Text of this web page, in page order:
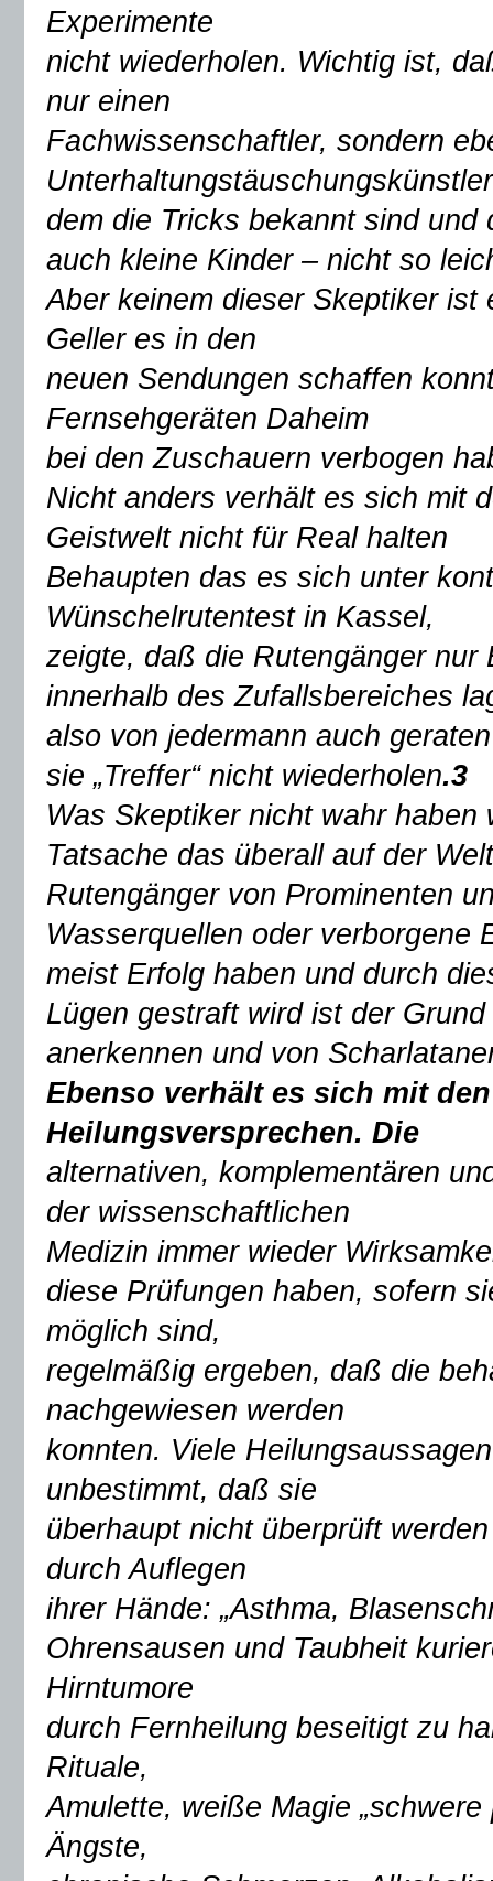
Experimente
nicht wiederholen. Wichtig ist,
nur einen
Fachwissenschaftler, sondern
dem die Tricks bekannt sind
auch kleine Kinder – nicht so
Aber keinem dieser Skeptiker
Geller es in den
neuen Sendungen schaffen
Fernsehgeräten Daheim
bei den Zuschauern verbogen
Nicht anders verhält es sich mit
Geistwelt nicht für Real halten
Behaupten das es sich unter
Wünschelrutentest in Kassel,
zeigte, daß die Rutengänger
innerhalb des Zufallsbereiches
also von jedermann auch
sie „Treffer“ nicht wiederholen.3
Was Skeptiker nicht wahr
Tatsache das überall auf der Welt
Rutengänger von Prominenten
Wasserquellen oder verborgene
meist Erfolg haben und durch
Lügen gestraft wird ist der
anerkennen und von
Ebenso verhält es sich mit
Heilungsversprechen. Die
alternativen, komplementären
der wissenschaftlichen
Medizin immer wieder
diese Prüfungen haben, sofern
möglich sind,
regelmäßig ergeben, daß die
nachgewiesen werden
konnten. Viele
unbestimmt, daß sie
überhaupt nicht überprüft
durch Auflegen
ihrer Hände: „Asthma,
Ohrensausen und Taubheit
Hirntumore
durch Fernheilung beseitigt zu
Rituale,
Amulette, weiße Magie
Ängste,